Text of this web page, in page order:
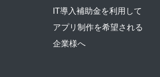
IT導入補助金を利用して
アプリ制作を希望される
企業様へ